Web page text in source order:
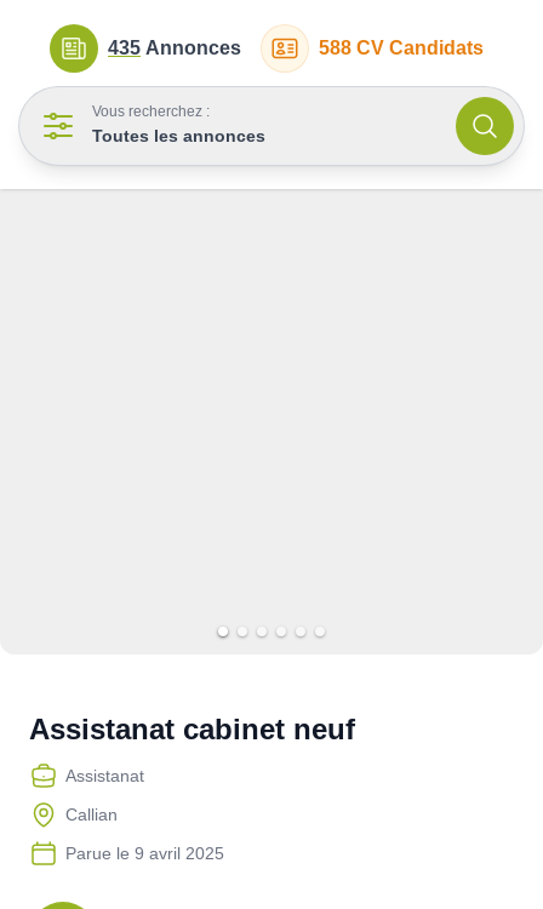
435 Annonces 588 CV Candidats
Vous recherchez :
Toutes les annonces
Assistanat cabinet neuf
Assistanat
Callian
Parue le 9 avril 2025